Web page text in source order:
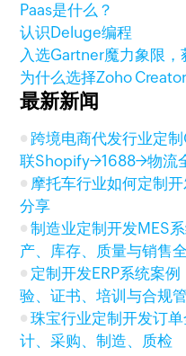
Paas是什么？
认识Deluge编程
入选Gartner魔力象限，
为什么选择Zoho
最新新闻
跨境电商代发行业定
联Shopify→1688→物流
摩托车行业如何定制
分享
制造业定制开发MES
产、库存、质量与销售
定制开发ERP系统案
验、证书、培训与合规
珠宝行业定制开发订
计、采购、制造、质检